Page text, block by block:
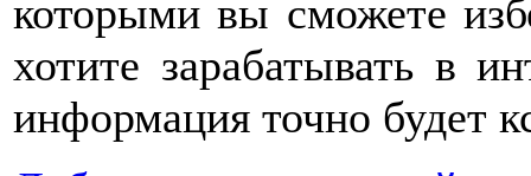
которыми вы сможете
хотите зарабатывать в
информация точно будет